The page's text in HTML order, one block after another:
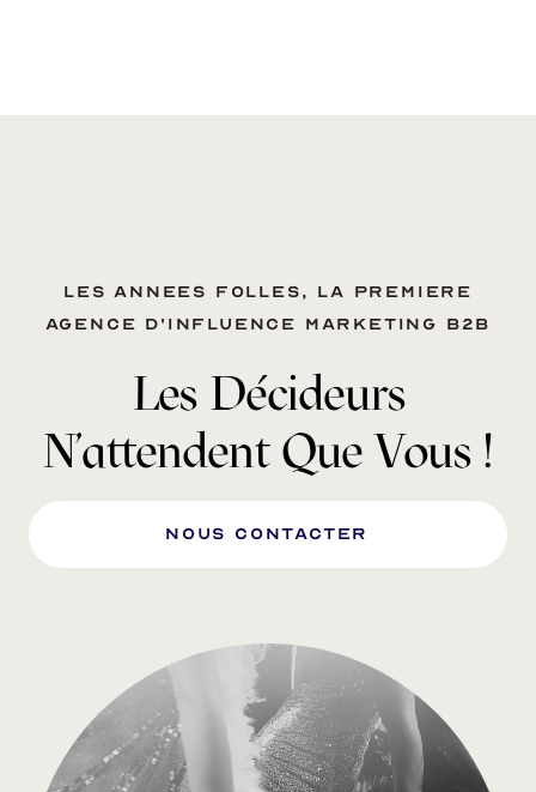
Les annees folles, la premiere
agence d'influence marketing B2B
Les Décideurs
N'attendent Que Vous !
nous Contacter